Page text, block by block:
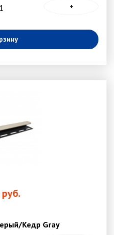
+
руб.
Кедр Gray